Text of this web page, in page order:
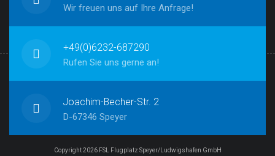
Wir freuen uns auf Ihre Anfrage!
+49(0)6232-687290
Rufen Sie uns gerne an!
Joachim-Becher-Str. 2
D-67346 Speyer
Copyright 2026 FSL Flugplatz Speyer/Ludwigshafen GmbH